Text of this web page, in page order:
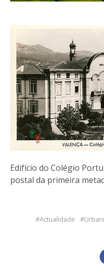
Edifício do Colégio
postal da primeira
Actualidade